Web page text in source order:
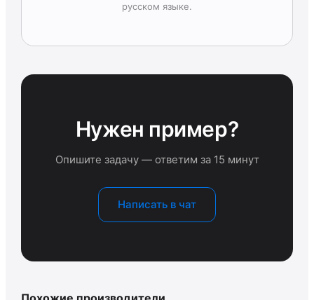
русском языке.
Нужен пример?
Опишите задачу — ответим за 15 минут
Написать в чат